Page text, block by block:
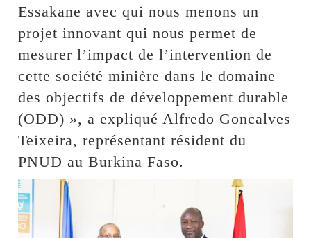
Essakane avec qui nous menons un
projet innovant qui nous permet de
mesurer l’impact de l’intervention de
cette société minière dans le domaine
des objectifs de développement durable
(ODD) », a expliqué Alfredo Goncalves
Teixeira, représentant résident du
PNUD au Burkina Faso.